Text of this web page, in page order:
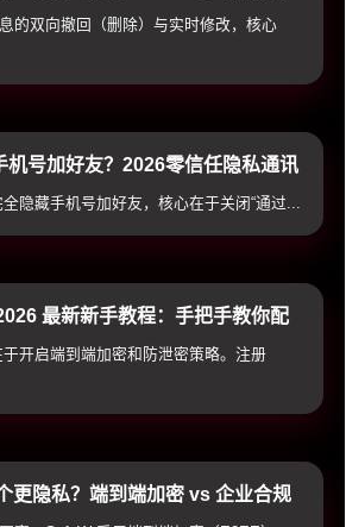
技巧
的双向撤回（删除）与实时修改，核心
机号加好友？2026零信任隐私通讯
隐藏手机号加好友，核心在于关闭“通过...
最新新手教程：手把手教你配
密防护
开启端到端加密和防泄密策略。注册
更隐私？端到端加密 vs 企业合规
评